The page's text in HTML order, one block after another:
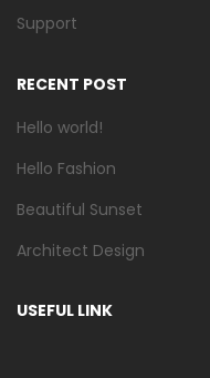
Support
RECENT POST
Hello world!
Hello Fashion
Beautiful Sunset
Architect Design
USEFUL LINK